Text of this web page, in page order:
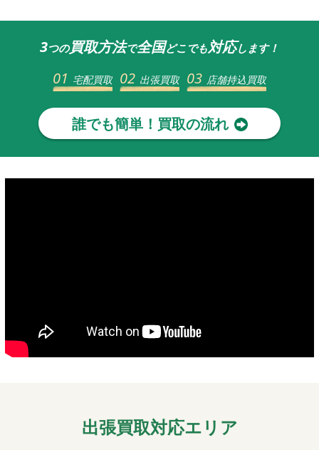
3つの買取方法で全国どこでも対応します！
01 宅配買取 02 出張買取 03 店舗持込買取
誰でも簡単！買取の流れ
出張買取対応エリア